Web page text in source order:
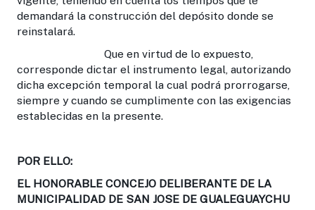
demandará la construcción del depósito donde se
reinstalará.
Que en virtud de lo expuesto,
corresponde dictar el instrumento legal, autorizando
dicha excepción temporal la cual podrá prorrogarse,
siempre y cuando se cumplimente con las exigencias
establecidas en la presente.
POR ELLO:
EL HONORABLE CONCEJO DELIBERANTE DE LA
MUNICIPALIDAD DE SAN JOSE DE GUALEGUAYCHU